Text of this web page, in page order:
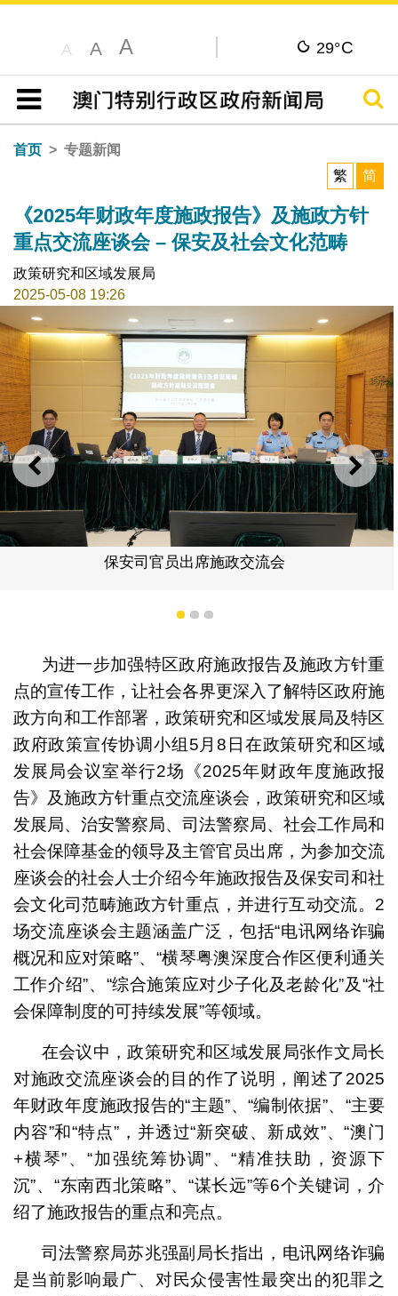
A A A 29°C
目录
搜寻
首页
专题新闻
繁
简
《2025年财政年度施政报告》及施政方针
重点交流座谈会 – 保安及社会文化范畴
政策研究和区域发展局
2025-05-08 19:26
上一则 下一
保安司官员出席施政交流会
1 2 3
为进一步加强特区政府施政报告及施政方针重
点的宣传工作，让社会各界更深入了解特区政府施
政方向和工作部署，政策研究和区域发展局及特区
政府政策宣传协调小组5月8日在政策研究和区域
发展局会议室举行2场《2025年财政年度施政报
告》及施政方针重点交流座谈会，政策研究和区域
发展局、治安警察局、司法警察局、社会工作局和
社会保障基金的领导及主管官员出席，为参加交流
座谈会的社会人士介绍今年施政报告及保安司和社
会文化司范畴施政方针重点，并进行互动交流。2
场交流座谈会主题涵盖广泛，包括“电讯网络诈骗
概况和应对策略”、“横琴粤澳深度合作区便利通关
工作介绍”、“综合施策应对少子化及老龄化”及“社
会保障制度的可持续发展”等领域。
在会议中，政策研究和区域发展局张作文局长
对施政交流座谈会的目的作了说明，阐述了2025
年财政年度施政报告的“主题”、“编制依据”、“主要
内容”和“特点”，并透过“新突破、新成效”、“澳门
+横琴”、“加强统筹协调”、“精准扶助，资源下
沉”、“东南西北策略”、“谋长远”等6个关键词，介
绍了施政报告的重点和亮点。
司法警察局苏兆强副局长指出，电讯网络诈骗
是当前影响最广、对民众侵害性最突出的犯罪之